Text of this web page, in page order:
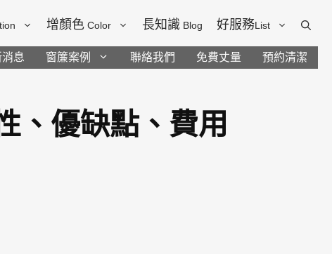
增顏色 Color 長知識 Blog 好服務List
息 窗簾案例 聯絡我們 免費丈量 預約清潔
、優缺點、費用